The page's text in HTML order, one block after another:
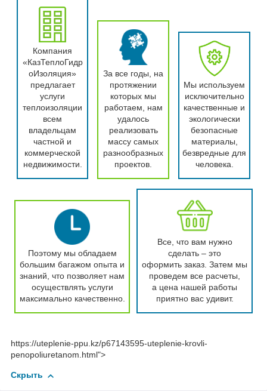
Компания
«КазТеплоГидр
оИзоляция»
предлагает
услуги
теплоизоляции
всем
владельцам
частной и
коммерческой
недвижимости.
За все годы, на
протяжении
которых мы
работаем, нам
удалось
реализовать
массу самых
разнообразных
проектов.
Мы используем
исключительно
качественные и
экологически
безопасные
материалы,
безвредные для
человека.
Поэтому мы обладаем
большим багажом опыта и
знаний, что позволяет нам
осуществлять услуги
максимально качественно.
Все, что вам нужно
сделать – это
оформить заказ. Затем мы
проведем все расчеты,
а цена нашей работы
приятно вас удивит.
https://uteplenie-ppu.kz/p67143595-uteplenie-krovli-
penopoliuretanom.html">
Скрыть